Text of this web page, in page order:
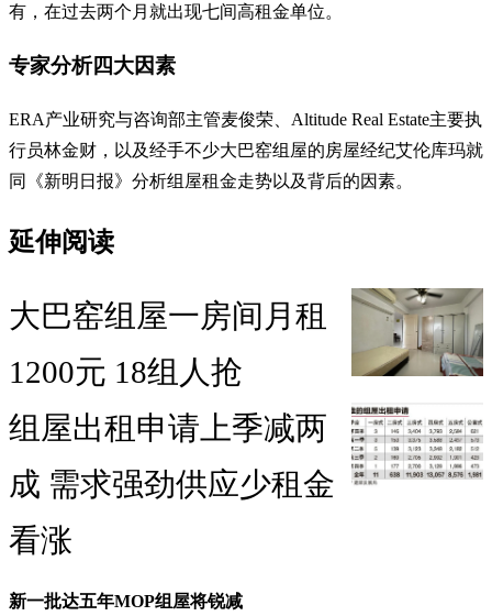
有，在过去两个月就出现七间高租金单位。
专家分析四大因素
ERA产业研究与咨询部主管麦俊荣、Altitude Real Estate主要执
行员林金财，以及经手不少大巴窑组屋的房屋经纪艾伦库玛就
同《新明日报》分析组屋租金走势以及背后的因素。
延伸阅读
大巴窑组屋一房间月租
1200元 18组人抢
组屋出租申请上季减两
成 需求强劲供应少租金
看涨
新一批达五年MOP组屋将锐减